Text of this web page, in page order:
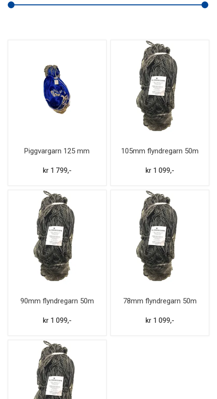
Piggvargarn 125 mm
kr 1 799,-
105mm flyndregarn 50m
kr 1 099,-
90mm flyndregarn 50m
kr 1 099,-
78mm flyndregarn 50m
kr 1 099,-